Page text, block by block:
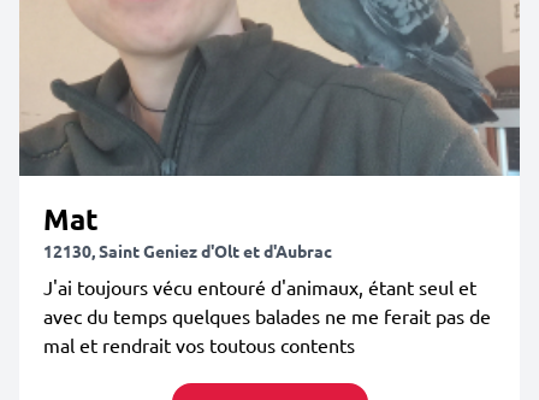
Mat
12130, Saint Geniez d'Olt et d'Aubrac
J'ai toujours vécu entouré d'animaux, étant seul et
avec du temps quelques balades ne me ferait pas de
mal et rendrait vos toutous contents